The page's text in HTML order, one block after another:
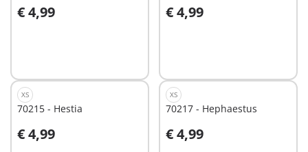
€ 4,99
In den Warenkorb € 4,99
In den Warenkorb
XS
70215 - Hestia
€ 4,99
In den Warenkorb
XS
70217 - Hephaestus
€ 4,99
In den Warenkorb